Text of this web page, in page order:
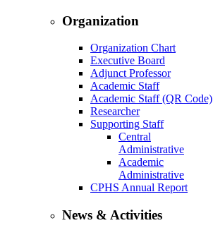
Organization
Organization Chart
Executive Board
Adjunct Professor
Academic Staff
Academic Staff (QR Code)
Researcher
Supporting Staff
Central
Administrative
Academic
Administrative
CPHS Annual Report
News & Activities